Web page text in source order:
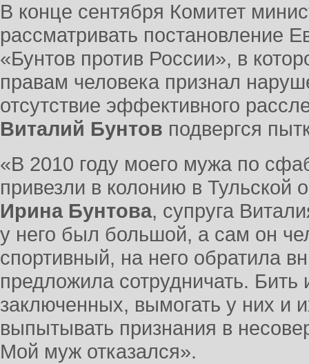
В конце сентября Комитет
рассматривать постановление
«Бунтов против России», в
правам человека признал
отсутствие эффективного
Виталий Бунтов подвергся
«В 2010 году моего мужа по
привезли в колонию в Тульской
Ирина Бунтова, супруга
у него был большой, а сам он
спортивный, на него обратила
предложила сотрудничать. Бить
заключенных, вымогать у них и
выпытывать признания в
Мой муж отказался».